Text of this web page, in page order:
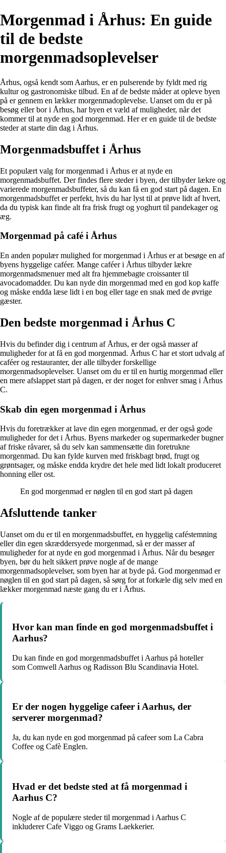
Morgenmad i Århus: En guide
til de bedste
morgenmadsoplevelser
Århus, også kendt som Aarhus, er en pulserende by fyldt med rig
kultur og gastronomiske tilbud. En af de bedste måder at opleve byen
på er gennem en lækker morgenmadoplevelse. Uanset om du er på
besøg eller bor i Århus, har byen et væld af muligheder, når det
kommer til at nyde en god morgenmad. Her er en guide til de bedste
steder at starte din dag i Århus.
Morgenmadsbuffet i Århus
Et populært valg for morgenmad i Århus er at nyde en
morgenmadsbuffet. Der findes flere steder i byen, der tilbyder lækre og
varierede morgenmadsbuffeter, så du kan få en god start på dagen. En
morgenmadsbuffet er perfekt, hvis du har lyst til at prøve lidt af hvert,
da du typisk kan finde alt fra frisk frugt og yoghurt til pandekager og
æg.
Morgenmad på café i Århus
En anden populær mulighed for morgenmad i Århus er at besøge en af
byens hyggelige caféer. Mange caféer i Århus tilbyder lækre
morgenmadsmenuer med alt fra hjemmebagte croissanter til
avocadomadder. Du kan nyde din morgenmad med en god kop kaffe
og måske endda læse lidt i en bog eller tage en snak med de øvrige
gæster.
Den bedste morgenmad i Århus C
Hvis du befinder dig i centrum af Århus, er der også masser af
muligheder for at få en god morgenmad. Århus C har et stort udvalg af
caféer og restauranter, der alle tilbyder forskellige
morgenmadsoplevelser. Uanset om du er til en hurtig morgenmad eller
en mere afslappet start på dagen, er der noget for enhver smag i Århus
C.
Skab din egen morgenmad i Århus
Hvis du foretrækker at lave din egen morgenmad, er der også gode
muligheder for det i Århus. Byens markeder og supermarkeder bugner
af friske råvarer, så du selv kan sammensætte din foretrukne
morgenmad. Du kan fylde kurven med friskbagt brød, frugt og
grøntsager, og måske endda krydre det hele med lidt lokalt produceret
honning eller ost.
En god morgenmad er nøglen til en god start på dagen
Afsluttende tanker
Uanset om du er til en morgenmadsbuffet, en hyggelig caféstemning
eller din egen skræddersyede morgenmad, så er der masser af
muligheder for at nyde en god morgenmad i Århus. Når du besøger
byen, bør du helt sikkert prøve nogle af de mange
morgenmadsoplevelser, som byen har at byde på. God morgenmad er
nøglen til en god start på dagen, så sørg for at forkæle dig selv med en
lækker morgenmad næste gang du er i Århus.
Hvor kan man finde en god morgenmadsbuffet i
Aarhus?
Du kan finde en god morgenmadsbuffet i Aarhus på hoteller
som Comwell Aarhus og Radisson Blu Scandinavia Hotel.
Er der nogen hyggelige cafeer i Aarhus, der
serverer morgenmad?
Ja, du kan nyde en god morgenmad på cafeer som La Cabra
Coffee og Cafè Englen.
Hvad er det bedste sted at få morgenmad i
Aarhus C?
Nogle af de populære steder til morgenmad i Aarhus C
inkluderer Cafe Viggo og Grams Laekkerier.